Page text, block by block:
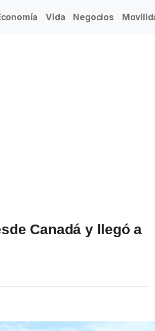
Vida Negocios
Canadá y llegó a